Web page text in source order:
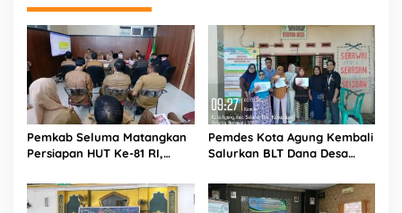
Pemkab Seluma Matangkan
Persiapan HUT Ke-81 RI,
Pemdes Kota Agung Kembali
Salurkan BLT Dana Desa